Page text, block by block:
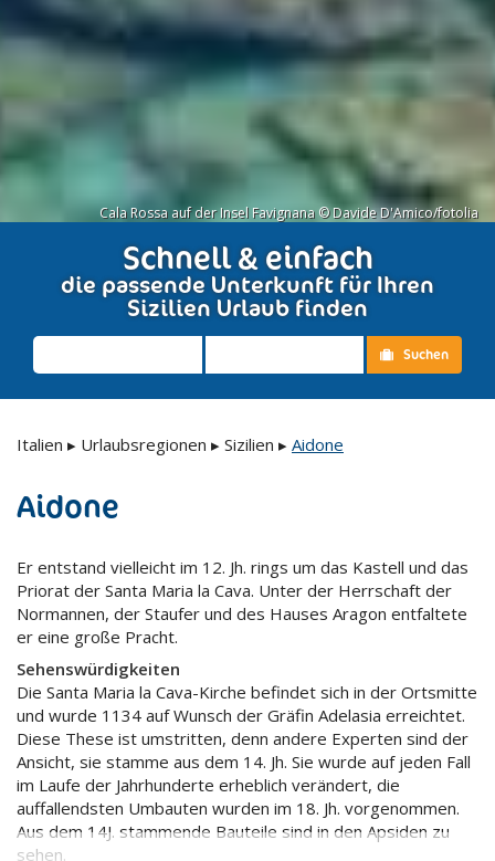
Cala Rossa auf der Insel Favignana © Davide D'Amico/fotolia
Schnell & einfach
die passende Unterkunft für Ihren
Sizilien Urlaub finden
Suchen
Italien ▸ Urlaubsregionen ▸ Sizilien ▸ Aidone
Aidone
Er entstand vielleicht im 12. Jh. rings um das Kastell und das
Priorat der Santa Maria la Cava. Unter der Herrschaft der
Normannen, der Staufer und des Hauses Aragon entfaltete
er eine große Pracht.
Sehenswürdigkeiten
Die Santa Maria la Cava-Kirche befindet sich in der Ortsmitte
und wurde 1134 auf Wunsch der Gräfin Adelasia erreichtet.
Diese These ist umstritten, denn andere Experten sind der
Ansicht, sie stamme aus dem 14. Jh. Sie wurde auf jeden Fall
im Laufe der Jahrhunderte erheblich verändert, die
auffallendsten Umbauten wurden im 18. Jh. vorgenommen.
Aus dem 14J. stammende Bauteile sind in den Apsiden zu
sehen.